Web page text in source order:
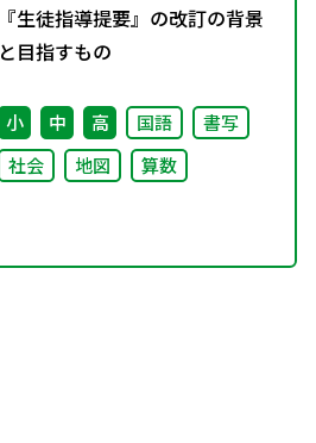
『生徒指導提要』の改訂の背景
と目指すもの
小 中 高 国語
書写
社会
地図 算数